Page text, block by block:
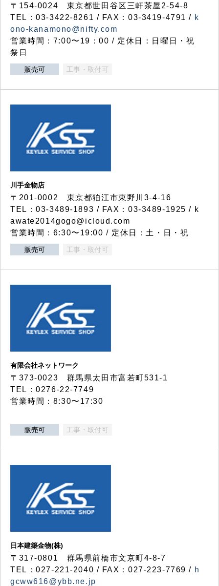
〒154-0024 東京都世田谷区三軒茶屋2-54-8
TEL：03-3422-8261 / FAX：03-3419-4791 / k
ono-kanamono@nifty.com
営業時間：7:00〜19：00 / 定休日：日曜日・祝
祭日
販売可 工事・取付可
川手金物店
〒201-0002 東京都狛江市東野川3-4-16
TEL：03-3489-1893 / FAX：03-3489-1925 / k
awate2014gogo@icloud.com
営業時間：6:30〜19:00 / 定休日：土・日・祝
販売可 工事・取付可
有限会社ネットワーク
〒373-0023 群馬県太田市富若町531-1
TEL：0276-22-7749
営業時間：8:30〜17:30
販売可 工事・取付可
日本建築金物(株)
〒317‐0801 群馬県前橋市文京町4-8-7
TEL：027-221-2040 / FAX：027-223-7769 / h
gcww616@ybb.ne.jp